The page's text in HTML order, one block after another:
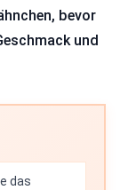
bevor
und
das